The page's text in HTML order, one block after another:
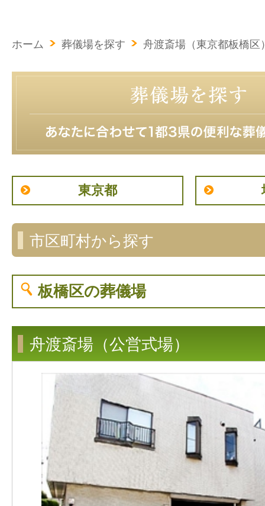
ホーム 葬儀場を探す 舟渡斎場（東京都板橋区
東京都
市区町村から探す
板橋区の葬儀場
舟渡斎場（公営式場）